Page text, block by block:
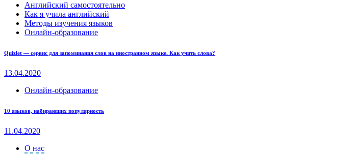
Английский самостоятельно
Как я учила английский
Методы изучения языков
Онлайн-образование
Quizlet — сервис для запоминания слов на иностранном языке. Как учить слова?
13.04.2020
Онлайн-образование
10 языков, набирающих популярность
11.04.2020
О нас